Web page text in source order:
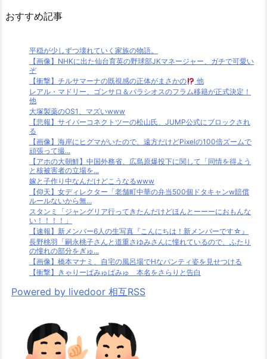
おすすめ記事
平穏が少しずつ壊れていく家族の物語。
【画像】NHKに出た仙台育英の野球部JKマネージャー、ガチで可愛い
ぞ
【衝撃】チルサマーナの既視感の正体がまさかの
他
レアル・マドリー、ゴンサロ＆パラシオスのフラム移籍が正式決定！
他
大塚製薬のOS1、マズいwww
【悲報】サイバーコネクトツーの松山氏、JUMP公式にブロックされ
る
【画像】海岸にヒグマがいたので、遠方だけどPixelの100倍ズームで
頑張って撮...
【アホの大朝鮮】中国外務省、広島原爆投下に関して「同情を得よう
と核被害者の立場を...
嫁と子作り中なんだけどこうなるwww
【仰天】女ディレクター「老舗町中華の弁当500個ドタキャンw賠償
ルールないから無...
スタンミ「ジャングリア行ってきたんだけどほんとーーーにおもんな
い！！！！」
【速報】新メンバー6人の生写真『こんにちは！新メンバーです☆』
長野桃羽「嗣永桃子さんと道重さゆみさんに憧れているので、ふたり
の憧れの部分をぎゅ...
【画像】橋本マナミ、自宅の風呂場でHなパンティ姿を見せつける
【衝撃】きゃりーぱみゅぱみゅ 本名をさらりと告白
Powered by livedoor 相互RSS